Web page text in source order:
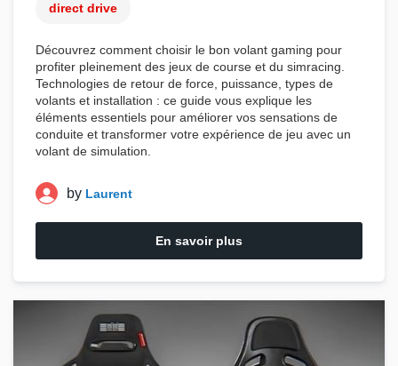
direct drive
Découvrez comment choisir le bon volant gaming pour
profiter pleinement des jeux de course et du simracing
Technologies de retour de force, puissance, types de
volants et installation : ce guide vous explique les
éléments essentiels pour améliorer vos sensations de
conduite et transformer votre expérience de jeu avec un
volant de simulation
by Laurent
En savoir plus